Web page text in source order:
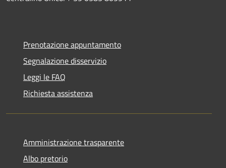
Prenotazione appuntamento
Segnalazione disservizio
Leggi le FAQ
Richiesta assistenza
Amministrazione trasparente
Albo pretorio